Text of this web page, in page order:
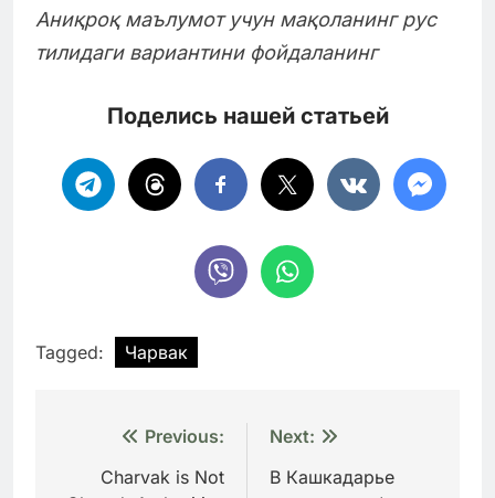
Аниқроқ маълумот учун мақоланинг рус
тилидаги вариантини фойдаланинг
Поделись нашей статьей
Tagged: Чарвак
Навигация
Previous:
Charvak is Not
Next:
В Кашкадарье